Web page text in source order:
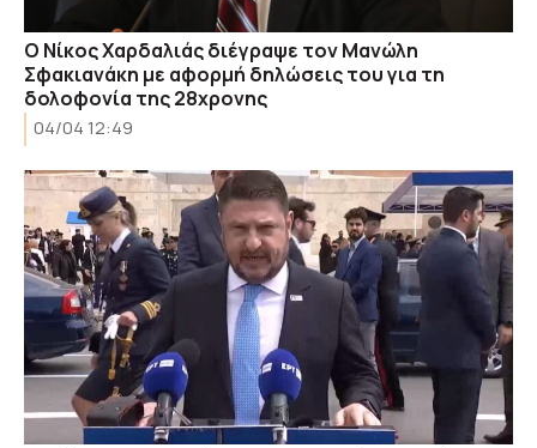
Ο Νίκος Χαρδαλιάς διέγραψε τον Μανώλη
Σφακιανάκη με αφορμή δηλώσεις του για τη
δολοφονία της 28χρονης
04/04 12:49